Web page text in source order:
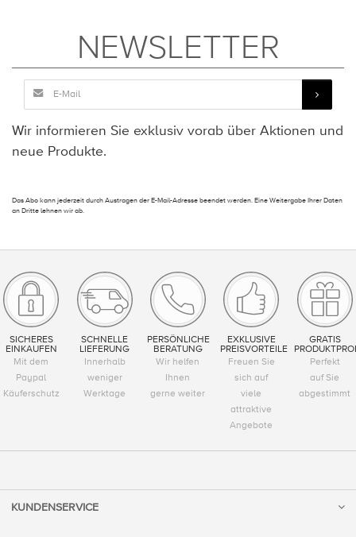
NEWSLETTER
Wir informieren Sie exklusiv vorab über Aktionen und
neue Produkte.
Das Abo kann jederzeit durch Austragen der E-Mail-Adresse beendet werden. Eine Weitergabe Ihrer Daten
an Dritte lehnen wir ab.
SICHERES
EINKAUFEN
Mit dem
Paypal
Käuferschutz
SCHNELLE
LIEFERUNG
Innerhalb
weniger
Werktage
PERSÖNLICHE
BERATUNG
Wir helfen
Ihnen
gerne weiter
EXKLUSIVE
PREISVORTEILE
Freuen Sie
sich auf
viele
attraktive
Angebote
GRATIS
Perfekt
auf Sie
abgestimmt
KUNDENSERVICE